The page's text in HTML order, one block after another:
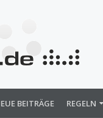
BEITRÄGE REGELN